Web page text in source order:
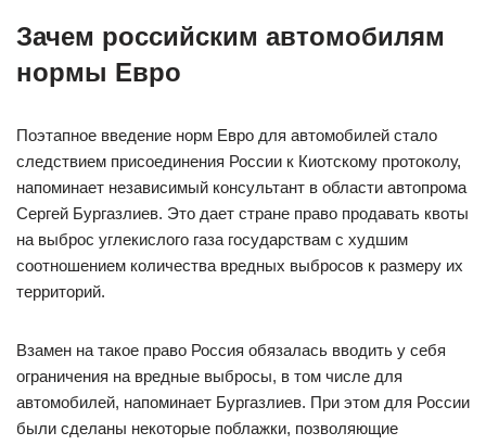
Зачем российским автомобилям
нормы Евро
Поэтапное введение норм Евро для автомобилей стало
следствием присоединения России к Киотскому протоколу,
напоминает независимый консультант в области автопрома
Сергей Бургазлиев. Это дает стране право продавать квоты
на выброс углекислого газа государствам с худшим
соотношением количества вредных выбросов к размеру их
территорий.
Взамен на такое право Россия обязалась вводить у себя
ограничения на вредные выбросы, в том числе для
автомобилей, напоминает Бургазлиев. При этом для России
были сделаны некоторые поблажки, позволяющие